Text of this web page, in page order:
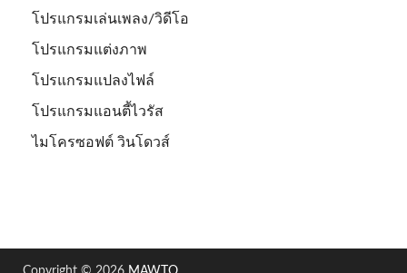
โปรแกรมเล่นเพลง/วิดีโอ
โปรแกรมแต่งภาพ
โปรแกรมแปลงไฟล์
โปรแกรมแอนตี้ไวรัส
ไมโครซอฟต์ วินโดวส์